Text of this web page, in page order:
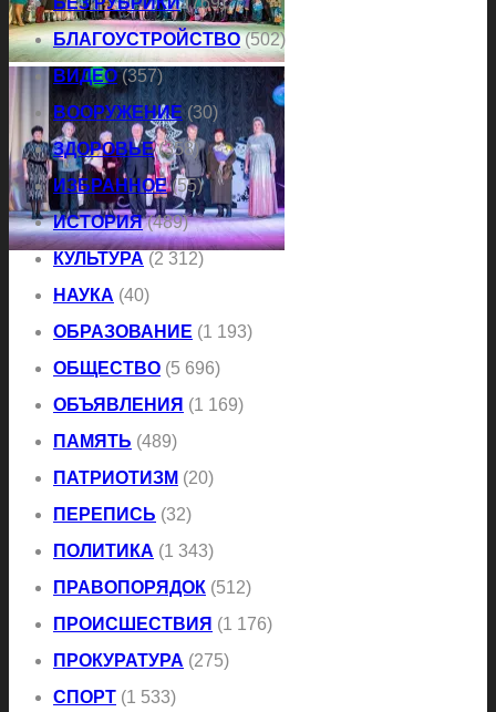
БЛАГОУСТРОЙСТВО(502)
ВИДЕО(357)
ВООРУЖЕНИЕ(30)
ЗДОРОВЬЕ(358)
ИЗБРАННОЕ(55)
ИСТОРИЯ(489)
КУЛЬТУРА (2 312)
НАУКА (40)
ОБРАЗОВАНИЕ (1 193)
ОБЩЕСТВО (5 696)
ОБЪЯВЛЕНИЯ (1 169)
ПАМЯТЬ (489)
ПАТРИОТИЗМ (20)
ПЕРЕПИСЬ (32)
ПОЛИТИКА (1 343)
ПРАВОПОРЯДОК (512)
ПРОИСШЕСТВИЯ (1 176)
ПРОКУРАТУРА (275)
СПОРТ (1 533)